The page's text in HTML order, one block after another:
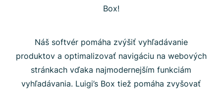
Box!
Náš softvér pomáha zvýšiť vyhľadávanie
produktov a optimalizovať navigáciu na webových
stránkach vďaka najmodernejším funkciám
vyhľadávania. Luigi’s Box tiež pomáha zvyšovať